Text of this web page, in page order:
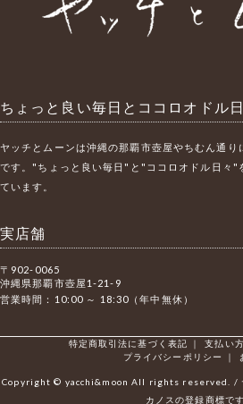
ちょっと良い毎日とココロオドル
ヤッチとムーンは沖縄の那覇市壺屋やちむん通り
です。"ちょっと良い毎日"と"ココロオドル日々"
ています。
実店舗
〒902-0065
沖縄県那覇市壺屋1-21-9
営業時間：10:00 ～ 18:30（年中無休）
特定商取引法に基づく表記 ｜ 支払い
プライバシーポリシー
｜
Copyright © yacchi&moon All rights reserved. /
カノスの登録商標です